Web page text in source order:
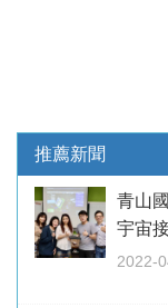
推薦新聞
青山
宇宙
2022-